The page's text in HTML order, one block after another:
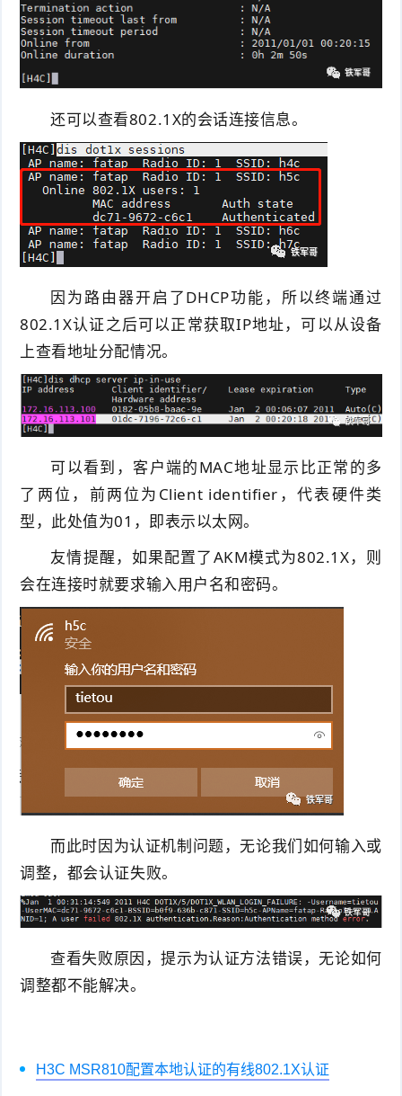
还可以查看802.1X的会话连接信息。
因为路由器开启了DHCP功能，所以终端通过
802.1X认证之后可以正常获取IP地址，可以从设备
上查看地址分配情况。
可以看到，客户端的MAC地址显示比正常的多
了两位，前两位为Client identifier，代表硬件类
型，此处值为01，即表示以太网。
友情提醒，如果配置了AKM模式为802.1X，则
会在连接时就要求输入用户名和密码。
而此时因为认证机制问题，无论我们如何输入或
调整，都会认证失败。
查看失败原因，提示为认证方法错误，无论如何
调整都不能解决。
H3C MSR810配置本地认证的有线802.1X认证